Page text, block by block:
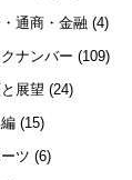
通商・金融 (4)
ナンバー (109)
展望 (24)
(15)
ツ (6)